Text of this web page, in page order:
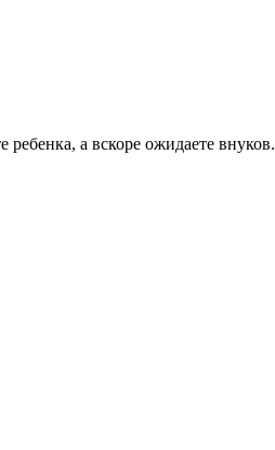
ребенка, а вскоре ожидаете внуков.